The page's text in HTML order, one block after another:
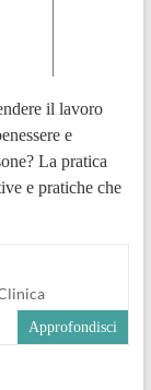
il lavoro
e
La pratica
e pratiche che
Approfondisci